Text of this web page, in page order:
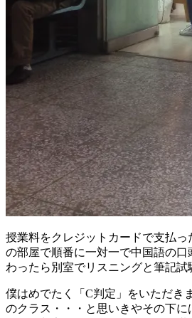
授業料をクレジットカードで支払
の部屋で順番に一対一で中国語の
わったら別室でリスニングと筆記試
僕はめでたく「C判定」をいただき
のクラス・・・と思いきやその下に